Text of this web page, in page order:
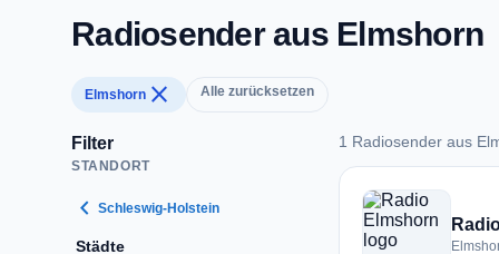
Radiosender aus Elmshorn
Elmshorn close Alle zurücksetzen
Filter
STANDORT
chevron_left Schleswig-Holstein
Städte
1 Radiosender aus
1 Radiosender aus